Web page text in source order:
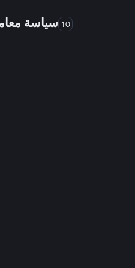
10 سياسة